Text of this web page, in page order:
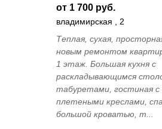
от 1 700 руб.
владимирская , 2
Теплая, сухая,
новым ремонтом
1 этаж. Большая кухня с
раскладывающимся
табуретами, гостиная с
плетеными креслами,
большой кроватью, т...